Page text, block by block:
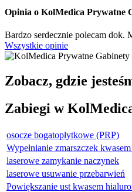
Opinia o KolMedica Prywatne
Bardzo serdecznie polecam dok.
Wszystkie opinie
Zobacz, gdzie
Zabiegi w
osocze bogatopłytkowe (PRP)
Wypełnianie zmarszczek
laserowe zamykanie naczynek
laserowe usuwanie przebarwień
Powiększanie ust kwasem